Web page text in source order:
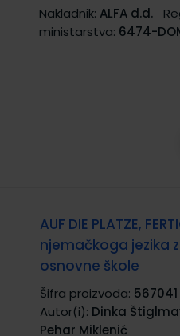
Nakladnik: ALFA d.d.
ministarstva: 6474-
AUF DIE PLATZE,
njemačkoga jezika
osnovne škole
Šifra proizvoda: 567041
Autor(i): Dinka
Pehar Miklenić